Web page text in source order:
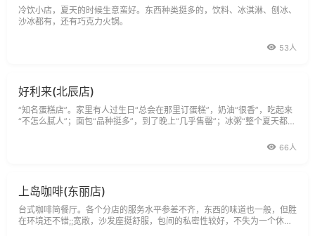
冷饮小店，夏天的时候生意蛮好。东西种类挺多的，饮料、冰淇淋、刨冰、
沙冰都有，还有巧克力火锅。
53人
好利来(北辰店)
“知名蛋糕店”。家里有人过生日“总会在那里订蛋糕”，奶油“很香”，吃起来
“不怎么腻人”；面包“品种挺多”，到了晚上“几乎售罄”；冰粥“整个夏天都出
66人
上岛咖啡(东丽店)
台式咖啡简餐厅。各个分店的服务水平参差不齐，东西的味道也一般，但胜
在环境还不错;;宽敞，沙发座挺舒服，包间的私密性较好，不失为一个休